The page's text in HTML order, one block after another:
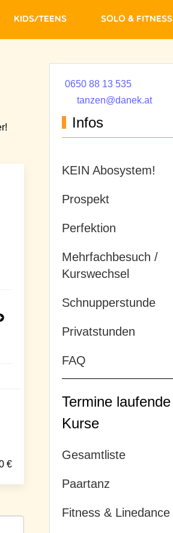
Kids/Teens Solo & Fitness
€
0650 88 13 535
tanzen@danek.at
Infos
KEIN Abosystem!
Prospekt
Perfektion
Mehrfachbesuch /
Kurswechsel
Schnupperstunde
Privatstunden
FAQ
Termine laufende
Kurse
Gesamtliste
Paartanz
Fitness & Linedance